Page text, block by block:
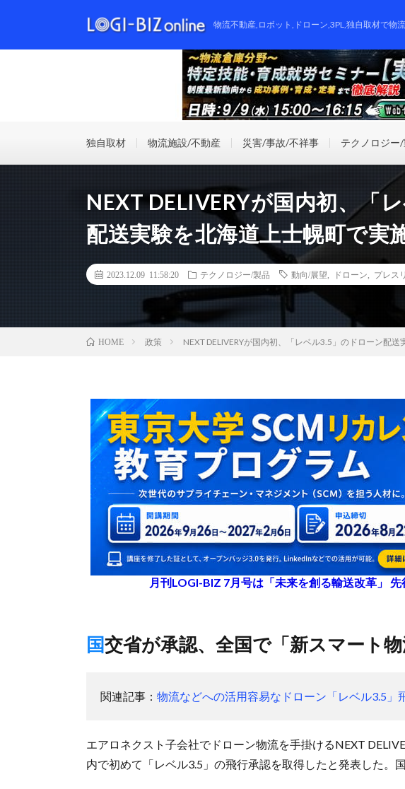
物流不動産,ロボット,ドローン,3PL,独自取材で物
独自取材 物流施設/不動産 災害/事故/不祥事 テクノロジー
NEXT DELIVERYが国内初、「
配送実験を北海道上士幌町で実
2023.12.09 11:58:20 テクノロジー/製品 動向/展望 ドローン プレス
HOME 政策 NEXT DELIVERYが国内初、「レベル3.5」のドローン配
月刊LOGI-BIZ 7月号は「未来を創る輸送改革」
国交省が承認、全国で「新スマート
関連記事： 物流などへの活用容易なドローン「レベル3.5」
エアロネクスト子会社でドローン物流を手掛けるNEXT
内で初めて「レベル3.5」の飛行承認を取得したと発表した。